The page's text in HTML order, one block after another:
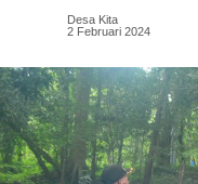
Desa Kita
2 Februari 2024